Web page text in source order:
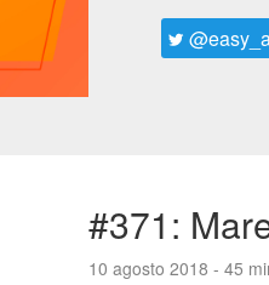
#371:
10 agosto 2018 - 45